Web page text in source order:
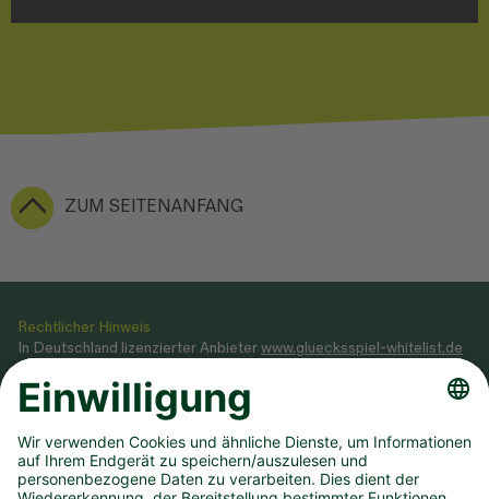
ZUM SEITENANFANG
Rechtlicher Hinweis
In Deutschland lizenzierter Anbieterwww.gluecksspiel-whitelist.de
Veranstaltung von Glücksspielen gemäß Glücksspielstaatsvertrag
2021, dessen Ausführungsgesetz sowie Genehmigung, erteilt durch
Teilnahme ab 18 Jahren. Glücksspiel kann süchtig machen! Hilfe und
Beratung unter BIÖG 0800 1372700 (kostenlos) oderwww.check-